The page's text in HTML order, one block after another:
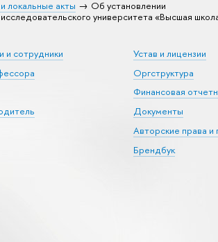
локальные акты
Об установлении
университета «Высшая
и сотрудники
Устав и лицензии
Оргструктура
Финансовая
Документы
Авторские права и
Брендбук